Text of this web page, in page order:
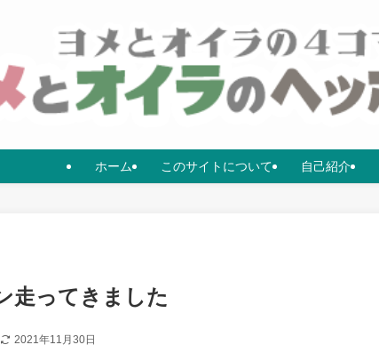
ホーム このサイトについて 自己紹介
走ってきました
2021年11月30日